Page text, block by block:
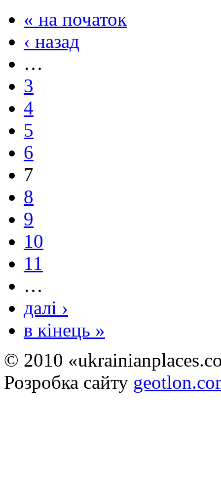
« на початок
‹ назад
…
3
4
5
6
7
8
9
10
11
…
далі ›
в кінець »
© 2010
Розробка сайту